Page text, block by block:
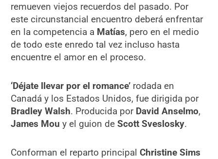
remueven viejos recuerdos del pasado. Por
este circunstancial encuentro deberá enfrentar
en la competencia a Matías, pero en el medio
de todo este enredo tal vez incluso hasta
encuentre el amor en el proceso.
‘Déjate llevar por el romance’ rodada en
Canadá y los Estados Unidos, fue dirigida por
Bradley Walsh. Producida por David Anselmo,
James Mou y el guion deScott Sveslosky.
Conforman el reparto principalChristine Sims